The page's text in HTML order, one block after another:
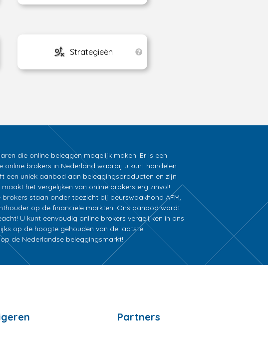
Strategieën
die online beleggen mogelijk maken. Er is een
brokers in Nederland waarbij u kunt handelen.
een uniek aanbod aan beleggingsproducten en zijn
het vergelijken van online brokers erg zinvol!
brokers staan onder toezicht bij beurswaakhond AFM,
op de financiële markten. Ons aanbod wordt
U kunt eenvoudig online brokers vergelijken in ons
op de hoogte gehouden van de laatste
de Nederlandse beleggingsmarkt!
Partners